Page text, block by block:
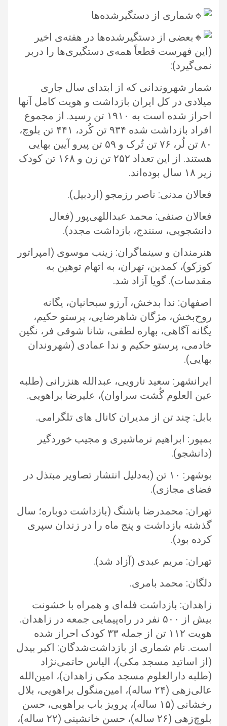
شماری از دستگیرشده‌ها
بعضی از دستگیرشده‌ها در هفته‌ی اخیر
(این فهرست قطعاً همه‌ی دستگیری‌‌ها را دربر
نمی‌‌گیرد):‏
شمار شهروندانی که از ابتدای سال جاری
میلادی در کل ایران بازداشت و هویت کامل آنها
احراز شده است به ۱۹۱۰ تن رسید. از مجموع
افراد ‏بازداشت شده ۹۳۴ تن کُرد، ۴۴۱ تن بلوچ،
۸۰ تن لُر، ۷۶ تن تُرک و ۵۹ تن پیرو آیین بهایی
هستند. از این تعداد ۲۵۲ تن زن و ۱۶۸ تن کودک
‏زیر ۱۸ سال بوده‌اند.‏
فعالان مدنی: ناصر رزمجو (اردبیل).‏
فعالان صنفی: محمد عبداللهی‌پور (فعال
دانشجویی، سنندج، بازداشت مجدد).‏
هنرمندان و سینماگران: زینب موسوی (امپراتور
کوزکو)، کمدین، تهران، به اتهام توهین به
مقدسات). گویا آزاد شد.‏
اصفهان: ندا بدخش، آرزو سبحانیان، یگانه
روح‌بخش، مژگان شاهرضایی، پرستو حکیم،
یگانه آگاهی، بهاره لطفی، شانا شوقی فر، نگین
خادمی، ‏پرستو حکیم و ندا عمادی (شهروندان
بهایی).‏
ایرانشهر: سعید نارویی، عبدالله هنزرانی (طلبه
عین العلوم گُشت سراوان)، علیرضا براهویی.‏
بابل: چند تن از مدیران کانال های تلگرامی.‏
بمپور: ابراهیم نرماشیری و مجیب خوردگیر
(دانشجو).‏
بوشهر: ۱۰ تن (به‌دلیل انتشار تصاویر مبتذل در
فضای مجازی).‏
تهران: محمدرضا باشنگ (بازداشت دوباره؛ سال
گذشته بازداشت و پنج ماه را در زندان سپری
کرده بود).‏
تهران: مریم عبدی (آزاد شد).‏
دلگان: محمد بامری.‏
زاهدان: بازداشت فله‌ای و همراه با خشونت
بیش از ۵۰۰ نفر در راه‌پیمایی جمعه در زاهدان.
هویت ۱۱۲ تن از جمله ۳۳ کودک احراز شده
است. ‏نام شماری از بازداشت‌شدگان: اکبر بیدل
(از اساتید مسجد مکی)، الیاس حاتمی‌نژاد
(طلبه دارالعلوم مسجد مکی زاهدان)، امین‌الله
عالی‌زهی (۲۴ ‏ساله)، امین‌منگول براهویی، بلال
رخشانی (۱۵ ساله)، پرویز باب براهویی، حسن
بلوچ‌زهی (۲۶ ساله)، حسن خانشینی (۲۲ ساله)،